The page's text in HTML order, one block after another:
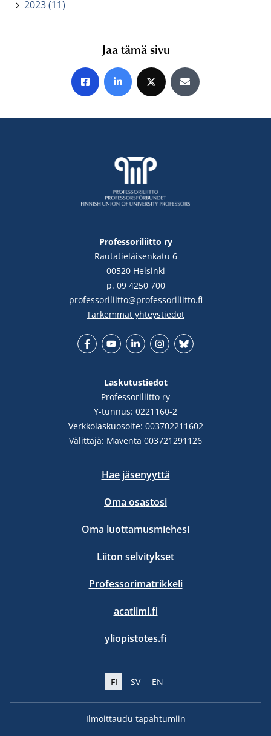
2023 (11)
Jaa tämä sivu
Jaa Facebookissa
Jaa LinkedInissä
Jaa X:ssäJaa sähköpostitse
Professoriliitto ry
Rautatieläisenkatu 6
00520 Helsinki
p. 09 4250 700
professoriliitto@professoriliitto.fi
Tarkemmat yhteystiedot
Laskutustiedot
Professoriliitto ry
Y-tunnus: 0221160-2
Verkkolaskuosoite: 003702211602
Välittäjä: Maventa 003721291126
Hae jäsenyyttä
Oma osastosi
Oma luottamusmiehesi
Liiton selvitykset
Professorimatrikkeli
acatiimi.fi
yliopistotes.fi
FI SV EN
Ilmoittaudu tapahtumiin